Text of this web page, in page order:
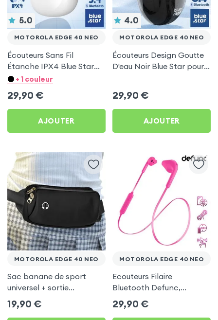
5.0
MOTOROLA EDGE 40 NEO
Écouteurs Sans Fil
Étanche IPX4 Blue Star
Blanc pour Motorola
+ 1 couleur
29,90 €
AJOUTER
4.0
MOTOROLA EDGE 40 NEO
Écouteurs Design Goutte
D'eau Noir Blue Star pour
29,90 €
AJOUTER
MOTOROLA EDGE 40 NEO
Sac banane de sport
universel + sortie
écouteurs - Noir
19,90 €
MOTOROLA EDGE 40 NEO
Ecouteurs Filaire
Bluetooth Defunc,
Contour Oreille
Télécommande
29,90 €